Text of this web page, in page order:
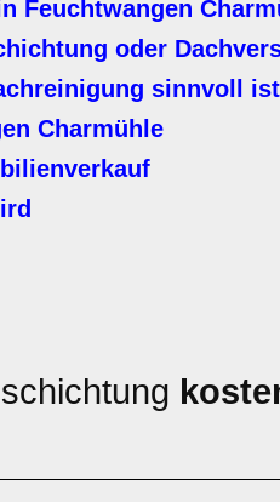
Feuchtwangen
oder
sinnvoll ist
Charmühle